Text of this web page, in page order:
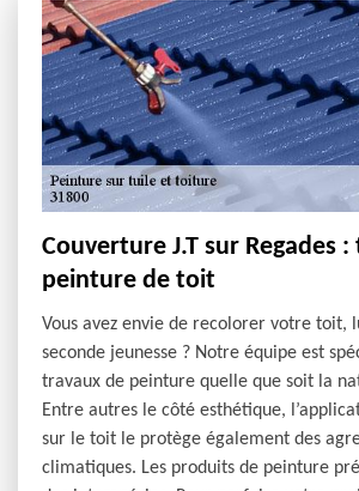
Couverture J.T sur Regades
peinture de toit
Vous avez envie de recolorer votre toit,
seconde jeunesse ? Notre équipe est
travaux de peinture quelle que soit la
Entre autres le côté esthétique,
sur le toit le protège également des
climatiques. Les produits de peinture